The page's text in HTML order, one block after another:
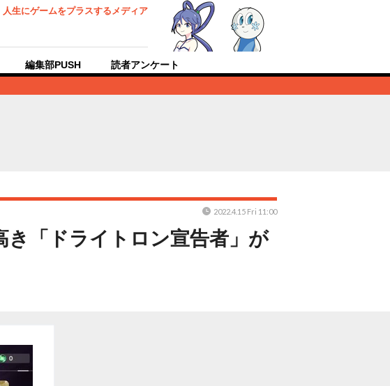
人生にゲームをプラスするメディア
編集部PUSH 読者アンケート
き「ドライトロン宣告者」が
2022.4.15 Fri 11:00